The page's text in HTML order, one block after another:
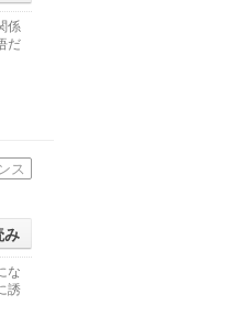
係
だ
ス
み
な
誘